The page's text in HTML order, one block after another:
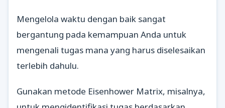
Mengelola waktu dengan baik sangat
bergantung pada kemampuan Anda untuk
mengenali tugas mana yang harus diselesaikan
terlebih dahulu.
Gunakan metode Eisenhower Matrix, misalnya,